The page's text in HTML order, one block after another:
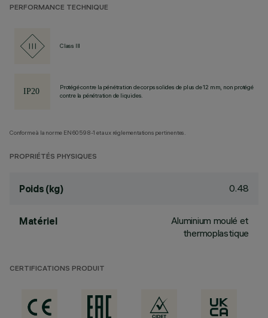
PERFORMANCE TECHNIQUE
Class III
Protégé contre la pénétration de corps solides de plus de 12 mm, non protégé
contre la pénétration de liquides.
Conforme à la norme EN60598-1 et aux réglementations pertinentes.
PROPRIÉTÉS PHYSIQUES
Poids (kg) 0.48
Matériel
Aluminium moulé et
thermoplastique
CERTIFICATIONS PRODUIT